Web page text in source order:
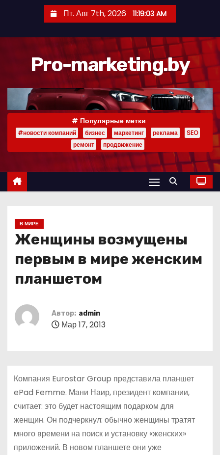
р
Пт. Авг 7th, 2026 11:19:03 AM
Pro-marketing.by
Популярные метки
#новости компаний бизнес маркетинг реклама
SEO
ремонт
продвижение
В МИРЕ
Женщины возмущены
первым в мире женским
планшетом
Автор: admin
Мар 17, 2013
Компания Eurostar Group представила планшет
ePad Femme. Мани Наир, президент компании,
считает: это будет настоящим подарком для
женщин. Он подчеркнул: обычно женщины тратят
много времени на поиск и установку «женских»
приложений. В новом планшете они уже